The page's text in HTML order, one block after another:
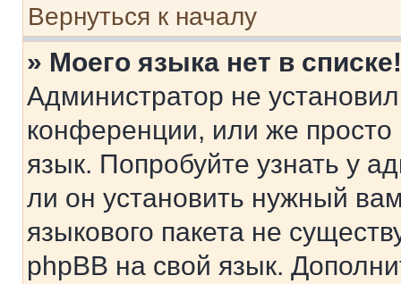
Вернуться к началу
» Моего языка нет в списке!
Администратор не
конференции, или же
язык. Попробуйте узнать у
ли он установить нужный
языкового пакета не
phpBB на свой язык.